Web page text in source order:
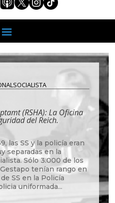
(RSHA): La Oficina
del Reich.
las SS y la policía eran
separadas en la
Sólo 3.000 de los
tenían rango en
SS en la Policía
uniformada...